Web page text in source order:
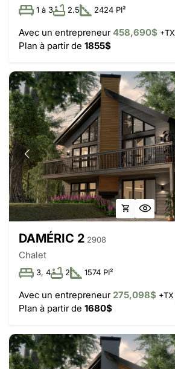
1 à 3 2.5 2424 PI²
Avec un entrepreneur458,690$ +TX
Plan à partir de 1855$
DAMÉRIC 2 2908
Chalet
3, 4 2 1574 PI²
Avec un entrepreneur275,098$ +TX
Plan à partir de 1680$